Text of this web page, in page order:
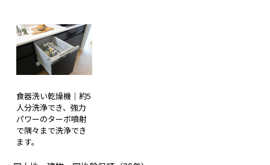
食器洗い乾燥機｜約5
人分洗浄でき、強力
パワーのターボ噴射
で隅々まで洗浄でき
ます。